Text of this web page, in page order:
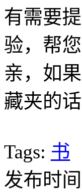
有需要
验，帮
亲，如
藏夹的
Tags: 书
发布时